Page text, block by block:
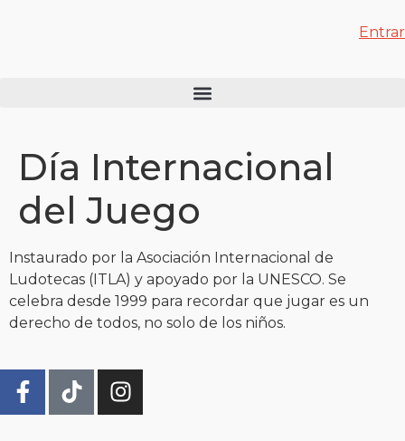
Entrar
Día Internacional
del Juego
Instaurado por la Asociación Internacional de
Ludotecas (ITLA) y apoyado por la UNESCO. Se
celebra desde 1999 para recordar que jugar es un
derecho de todos, no solo de los niños.